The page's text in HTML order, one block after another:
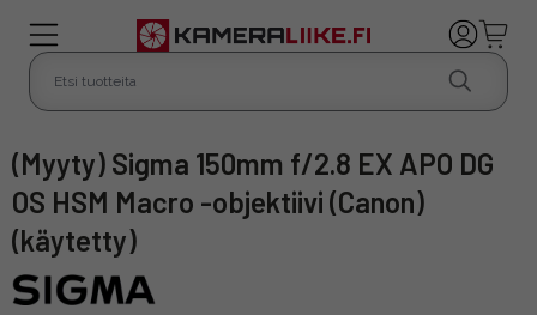
(Myyty) Sigma 150mm f/2.8 EX APO DG
OS HSM Macro -objektiivi (Canon)
(käytetty)